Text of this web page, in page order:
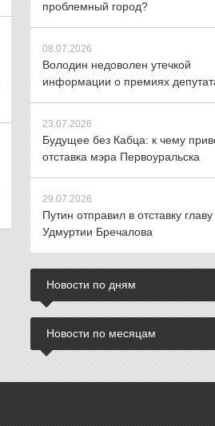
проблемный город?
08.07.2026
Володин недоволен утечкой
информации о премиях
23.07.2026
Будущее без Кабца: к чему
отставка мэра Первоуральска
29.07.2026
Путин отправил в отставку главу
Удмуртии Бречалова
Новости по дням
Новости по месяцам